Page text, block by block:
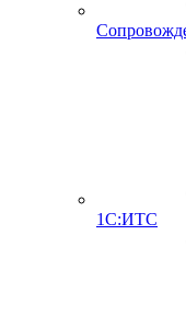
1С:ИТС